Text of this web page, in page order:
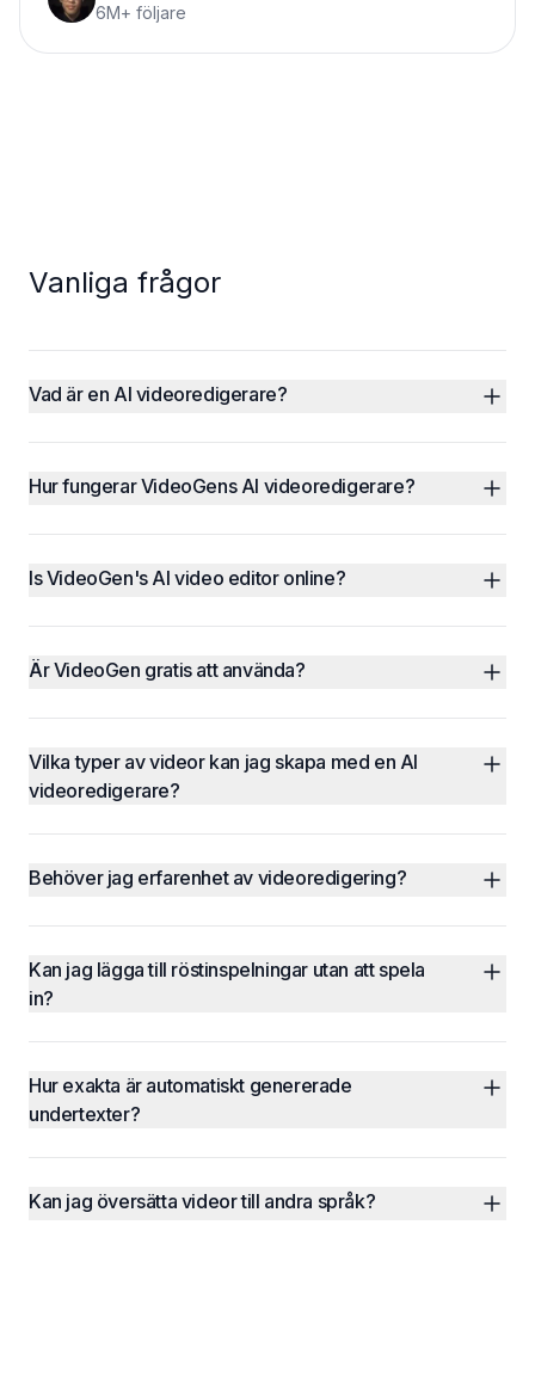
6M+ följare
Vanliga frågor
Vad är en AI videoredigerare?
Hur fungerar VideoGens AI videoredigerare?
Is VideoGen's AI video editor online?
Är VideoGen gratis att använda?
Vilka typer av videor kan jag skapa med en AI
videoredigerare?
Behöver jag erfarenhet av videoredigering?
Kan jag lägga till röstinspelningar utan att spela
in?
Hur exakta är automatiskt genererade
undertexter?
Kan jag översätta videor till andra språk?